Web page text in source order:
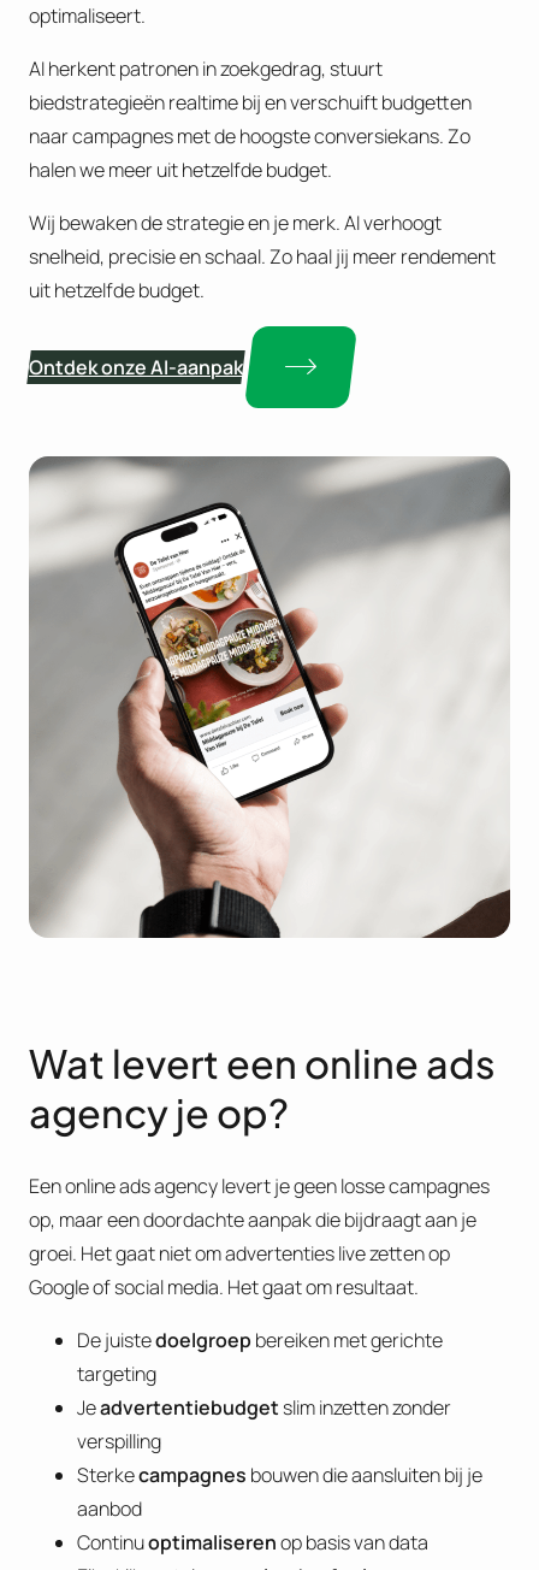
optimaliseert.
AI herkent patronen in zoekgedrag, stuurt
biedstrategieën realtime bij en verschuift budgetten
naar campagnes met de hoogste conversiekans. Zo
halen we meer uit hetzelfde budget.
Wij bewaken de strategie en je merk. AI verhoogt
snelheid, precisie en schaal. Zo haal jij meer rendement
uit hetzelfde budget.
Ontdek onze AI-aanpak
Wat levert een online ads
agency je op?
Een online ads agency levert je geen losse campagnes
op, maar een doordachte aanpak die bijdraagt aan je
groei. Het gaat niet om advertenties live zetten op
Google of social media. Het gaat om resultaat.
De juistedoelgroep bereiken met gerichte
targeting
Jeadvertentiebudget slim inzetten zonder
verspilling
Sterkecampagnes bouwen die aansluiten bij je
aanbod
Continuoptimaliserenop basis van data